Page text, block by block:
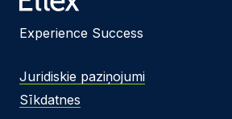
Experience Success
Juridiskie paziņojumi
Sīkdatnes